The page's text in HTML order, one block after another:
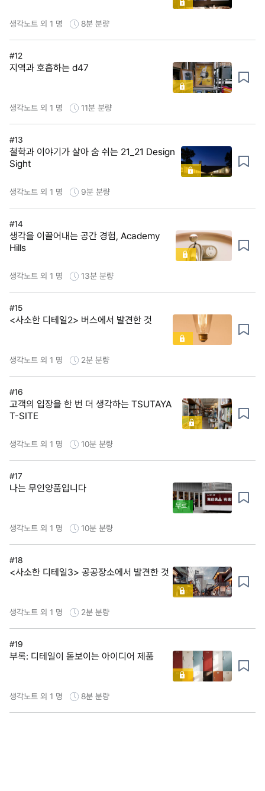
생각노트 외 1 명 8분 분량
#12
지역과 호흡하는 d47
생각노트 외 1 명 11분 분량
#13
철학과 이야기가 살아 숨 쉬는 21_21 Design
Sight
생각노트 외 1 명 9분 분량
#14
생각을 이끌어내는 공간 경험, Academy
Hills
생각노트 외 1 명 13분 분량
#15
<사소한 디테일2> 버스에서 발견한 것
생각노트 외 1 명 2분 분량
#16
고객의 입장을 한 번 더 생각하는 TSUTAYA
T-SITE
생각노트 외 1 명 10분 분량
#17
나는 무인양품입니다
무료
생각노트 외 1 명 10분 분량
#18
<사소한 디테일3> 공공장소에서 발견한 것
생각노트 외 1 명 2분 분량
#19
부록: 디테일이 돋보이는 아이디어 제품
생각노트 외 1 명 8분 분량